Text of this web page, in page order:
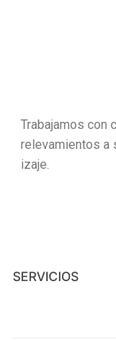
Trabajamos con
relevamientos a
izaje.
SERVICIOS